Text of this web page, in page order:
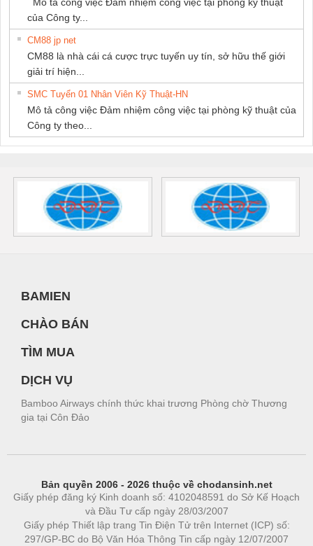
của Công ty...
CM88 jp net
CM88 là nhà cái cá cược trực tuyến uy tín, sở hữu thế giới
giải trí hiện...
SMC Tuyển 01 Nhân Viên Kỹ Thuật-HN
Mô tả công việc Đảm nhiệm công việc tại phòng kỹ thuật của
Công ty theo...
BAMIEN
CHÀO BÁN
TÌM MUA
DỊCH VỤ
Bamboo Airways chính thức khai trương Phòng chờ Thương
gia tại Côn Đảo
Bản quyền 2006 - 2026 thuộc về chodansinh.net
Giấy phép đăng ký Kinh doanh số: 4102048591 do Sở Kế Hoạch
và Đầu Tư cấp ngày 28/03/2007
Giấy phép Thiết lập trang Tin Điện Tử trên Internet (ICP) số:
297/GP-BC do Bộ Văn Hóa Thông Tin cấp ngày 12/07/2007